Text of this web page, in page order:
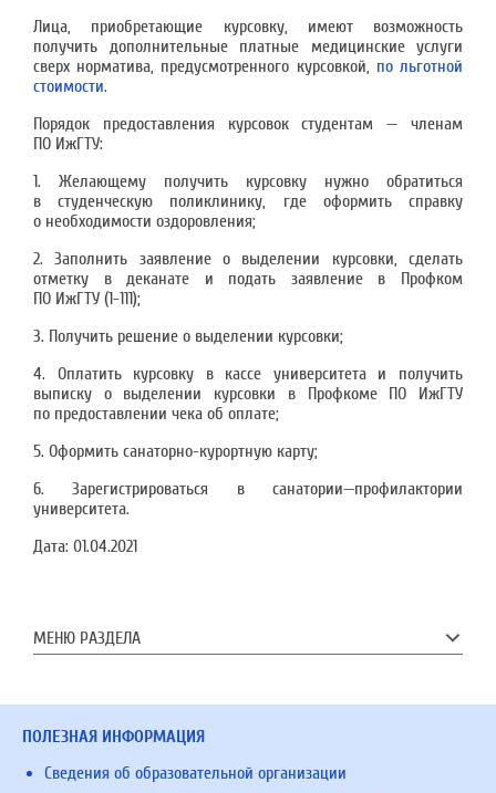
Лица, приобретающие курсовку, имеют возможность
получить дополнительные платные медицинские услуги
сверх норматива, предусмотренного курсовкой, по льготной
стоимости.
Порядок предоставления курсовок студентам — членам
ПО ИжГТУ:
1. Желающему получить курсовку нужно обратиться
в студенческую поликлинику, где оформить справку
о необходимости оздоровления;
2. Заполнить заявление о выделении курсовки, сделать
отметку в деканате и подать заявление в Профком
ПО ИжГТУ (1-111);
3. Получить решение о выделении курсовки;
4. Оплатить курсовку в кассе университета и получить
выписку о выделении курсовки в Профкоме ПО ИжГТУ
по предоставлении чека об оплате;
5. Оформить санаторно-курортную карту;
6. Зарегистрироваться в санатории—профилактории
университета.
Дата: 01.04.2021
МЕНЮ РАЗДЕЛА
ПОЛЕЗНАЯ ИНФОРМАЦИЯ
Сведения об образовательной организации